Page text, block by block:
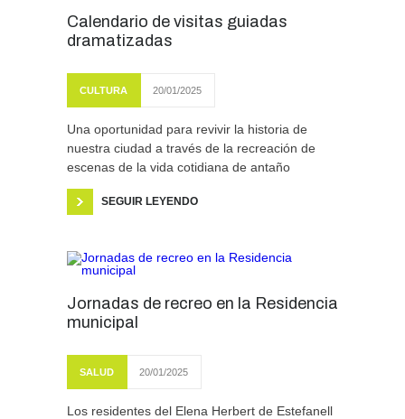
Calendario de visitas guiadas
dramatizadas
CULTURA 20/01/2025
Una oportunidad para revivir la historia de
nuestra ciudad a través de la recreación de
escenas de la vida cotidiana de antaño
SEGUIR LEYENDO
Jornadas de recreo en la Residencia
municipal
SALUD 20/01/2025
Los residentes del Elena Herbert de Estefanell